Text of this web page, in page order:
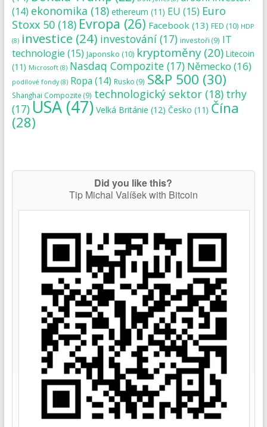
(14) ekonomika (18) ethereum (11) EU (15) Euro
Stoxx 50(18) Evropa (26) Facebook (13) FED (10) HDP
(8) investice (24) investování(17) investoři (9) IT
technologie (15) Japonsko (10) kryptoměny(20) Litecoin
(11) Microsoft(8) Nasdaq Compozite(17) Německo (16)
podílové fondy(8) Ropa (14) Rusko (9) S&P 500 (30)
Shanghai Compozite (9) technologický sektor(18) trhy
(17)USA(47) Velká Británie (12) Česko (11) Čína
(28)
Did you like this?
Tip Michal Valíšek with Bitcoin